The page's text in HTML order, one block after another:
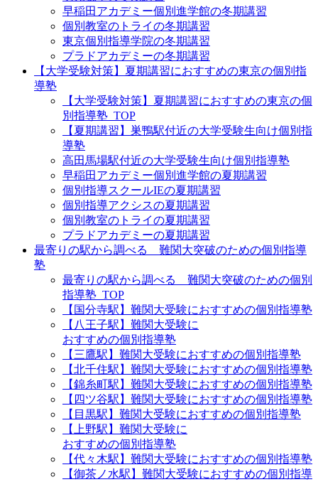
早稲田アカデミー個別進学館の冬期講習
個別教室のトライの冬期講習
東京個別指導学院の冬期講習
プラドアカデミーの冬期講習
【大学受験対策】夏期講習におすすめの東京の個別指
導塾
【大学受験対策】夏期講習におすすめの東京の個
別指導塾_TOP
【夏期講習】巣鴨駅付近の大学受験生向け個別指
導塾
高田馬場駅付近の大学受験生向け個別指導塾
早稲田アカデミー個別進学館の夏期講習
個別指導スクールIEの夏期講習
個別指導アクシスの夏期講習
個別教室のトライの夏期講習
プラドアカデミーの夏期講習
最寄りの駅から調べる 難関大突破のための個別指導
塾
最寄りの駅から調べる 難関大突破のための個別
指導塾_TOP
【国分寺駅】難関大受験におすすめの個別指導塾
【八王子駅】難関大受験に
おすすめの個別指導塾
【三鷹駅】難関大受験におすすめの個別指導塾
【北千住駅】難関大受験におすすめの個別指導塾
【錦糸町駅】難関大受験におすすめの個別指導塾
【四ツ谷駅】難関大受験におすすめの個別指導塾
【目黒駅】難関大受験におすすめの個別指導塾
【上野駅】難関大受験に
おすすめの個別指導塾
【代々木駅】難関大受験におすすめの個別指導塾
【御茶ノ水駅】難関大受験におすすめの個別指導